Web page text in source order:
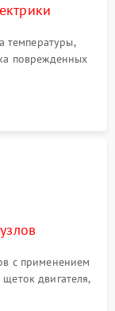
температуры,
поврежденных
контактов.
с применением
двигателя,